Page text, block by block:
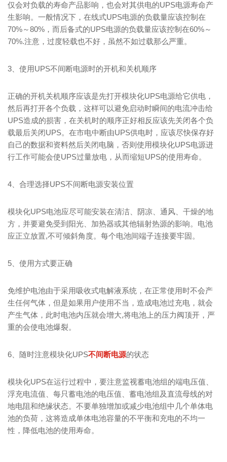
仅会对负载的寿命产品影响，也会对其供电的UPS电源寿命产
生影响。一般情况下，在线式UPS电源的负载量应该控制在
70%～80%，而后备式的UPS电源的负载量应该控制在60%～
70%.注意，过度轻载也不好，虽然不如过载那么严重。
3、使用UPS不间断电源时的开机和关机顺序
正确的开机关机顺序应该是先打开模块化UPS电源给它供电，
然后再打开各个负载，这样可以避免启动时瞬间的电流冲击给
UPS造成的损害，在关机时的顺序正好相反应该先关闭各个负
载最后关闭UPS。在市电中断由UPS供电时，应该尽快保存好
自己的数据和资料然后关闭电脑，否则使用模块化UPS电源进
行工作可能会使UPS过量放电，从而缩短UPS的使用寿命。
4、合理选择UPS不间断电源安装位置
模块化UPS电池应尽可能安装在清洁、阴凉、通风、干燥的地
方，并要避免受到阳光、加热器或其他辐射热源的影响。电池
应正立放置,不可倾斜角度。每个电池间端子连接要牢固。
5、使用方式要正确
免维护电池由于采用吸收式电解液系统，在正常使用时不会产
生任何气体，但是如果用户使用不当，造成电池过充电，就会
产生气体，此时电池内压就会增大,将电池上的压力阀顶开，严
重的会使电池爆裂。
6、随时注意模块化UPS不间断电源的状态
模块化UPS在运行过程中，要注意监视蓄电池组的端电压值、
浮充电流值、每只蓄电池的电压值、蓄电池组及直流母线的对
地电阻和绝缘状态。不要单独增加或减少电池组中几个单体电
池的负荷，这将造成单体电池容量的不平衡和充电的不均一
性，降低电池的使用寿命。